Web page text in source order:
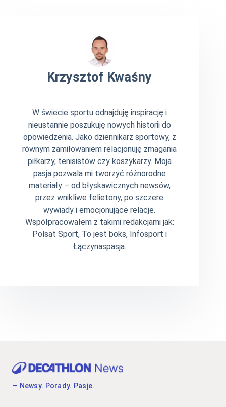
Krzysztof Kwaśny
W świecie sportu odnajduję inspirację i
nieustannie poszukuję nowych historii do
opowiedzenia. Jako dziennikarz sportowy, z
równym zamiłowaniem relacjonuję zmagania
piłkarzy, tenisistów czy koszykarzy. Moja
pasja pozwala mi tworzyć różnorodne
materiały – od błyskawicznych newsów,
przez wnikliwe felietony, po szczere
wywiady i emocjonujące relacje.
Współpracowałem z takimi redakcjami jak:
Polsat Sport, To jest boks, Infosport i
Łączynaspasja.
— Newsy. Porady. Pasje.